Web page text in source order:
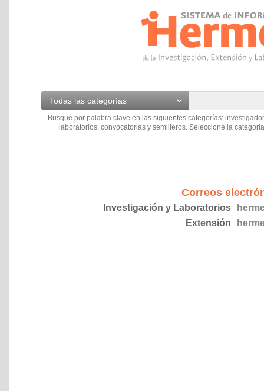
Todas las categorías
Busque por palabra clave en las siguientes categorías:
laboratorios, convocatorias y semilleros. Seleccione la
Correos
Investigación y Laboratorios
Extensión